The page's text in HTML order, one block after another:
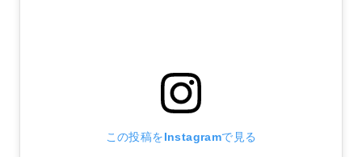
この投稿をInstagramで見る